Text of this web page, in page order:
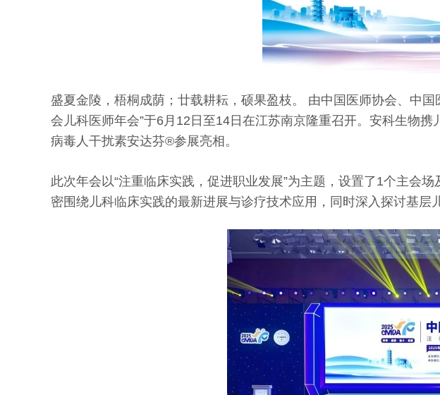
盛夏金陵，梧桐成荫；廿载耕耘，硕果盈枝。 由中国医师协会、中
会儿科医师年会”于6月12日至14日在江苏南京隆重召开。安科生
病毒人干扰素安达芬®参展亮相。
此次年会以“注重临床实践，促进职业发展”为主题，设置了1个主会
密围绕儿科临床实践的最新进展与诊疗技术应用，同时深入探讨基